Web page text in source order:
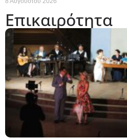
Επικαιρότητα